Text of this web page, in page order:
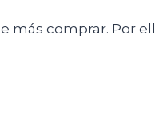
más comprar. Por